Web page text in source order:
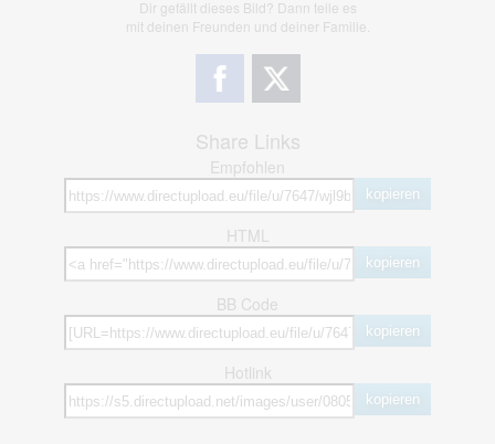
Dir gefällt dieses Bild? Dann teile es
mit deinen Freunden und deiner Familie.
Share Links
Empfohlen
kopieren
HTML
kopieren
BB Code
kopieren
Hotlink
kopieren